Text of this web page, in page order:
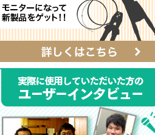
ベルト
αシリーズ
タフロン電工ポケット
ハンマーホルダー